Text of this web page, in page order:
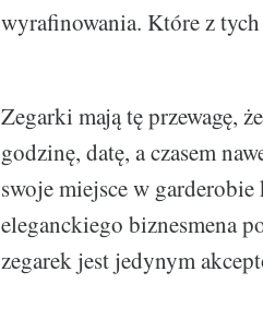
wyrafinowania. Które z
Zegarki mają tę przewagę,
godzinę, datę, a czasem
swoje miejsce w
eleganckiego biznesmena
zegarek jest jedynym